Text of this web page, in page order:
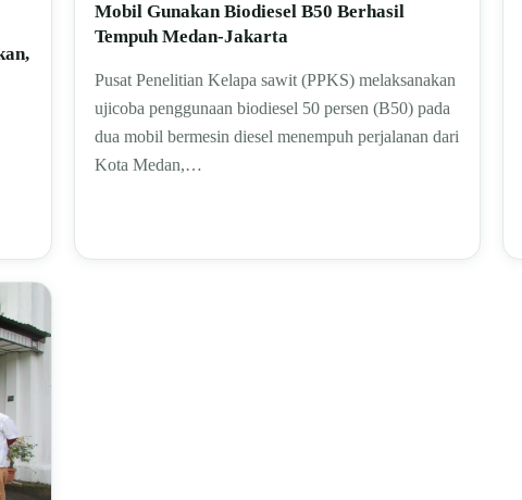
Mobil Gunakan Biodiesel B50 Berhasil
Tempuh Medan-Jakarta
Pusat Penelitian Kelapa sawit (PPKS) melaksanakan
ujicoba penggunaan biodiesel 50 persen (B50) pada
dua mobil bermesin diesel menempuh perjalanan dari
Kota Medan,…